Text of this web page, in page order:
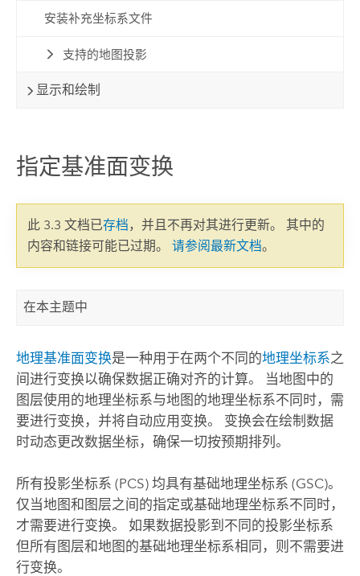
安装补充坐标系文件
支持的地图投影
显示和绘制
指定基准面变换
此 3.3 文档已存档，并且不再对其进行更新。 其中的
内容和链接可能已过期。 请参阅最新文档。
在本主题中
地理基准面变换是一种用于在两个不同的地理坐标系之
间进行变换以确保数据正确对齐的计算。 当地图中的
图层使用的地理坐标系与地图的地理坐标系不同时，需
要进行变换，并将自动应用变换。 变换会在绘制数据
时动态更改数据坐标，确保一切按预期排列。
所有投影坐标系 (PCS) 均具有基础地理坐标系 (GSC)。
仅当地图和图层之间的指定或基础地理坐标系不同时，
才需要进行变换。 如果数据投影到不同的投影坐标系
但所有图层和地图的基础地理坐标系相同，则不需要进
行变换。